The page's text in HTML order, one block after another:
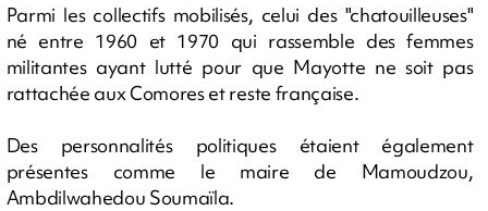
Parmi les collectifs mobilisés, celui des "chatouilleuses"
né entre 1960 et 1970 qui rassemble des femmes
militantes ayant lutté pour que Mayotte ne soit pas
rattachée aux Comores et reste française.
Des personnalités politiques étaient également
présentes comme le maire de Mamoudzou,
Ambdilwahedou Soumaïla.